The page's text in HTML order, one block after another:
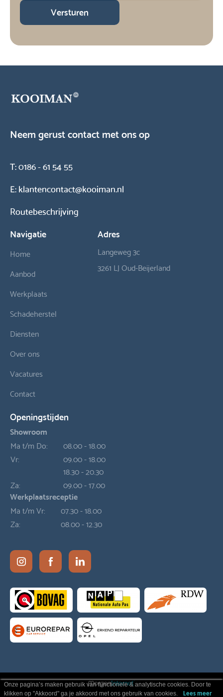
Versturen
Neem gerust contact met ons op
T:0186 - 61 54 55
E:klantencontact@kooiman.nl
Routebeschrijving
Navigatie
Home
Aanbod
Werkplaats
Schadeherstel
Diensten
Over ons
Vacatures
Contact
Adres
Langeweg 3c
3261 LJ Oud-Beijerland
Openingstijden
Showroom
Ma t/m Do:
08.00 - 18.00
Vr:
09.00 - 18.00
18.30 - 20.30
Za:
09.00 - 17.00
Werkplaatsreceptie
Ma t/m Vr:
07.30 - 18.00
Za:
08.00 - 12.30
Onze pagina’s maken gebruik van functionele & analytische cookies. Door te
klikken op "Akkoord" ga je akkoord met ons gebruik van cookies.
Lees meer